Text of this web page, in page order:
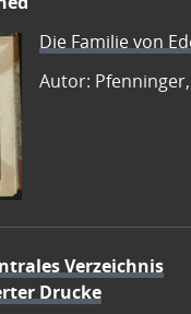
Die Familie von
Autor:
Verzeichnis
Drucke